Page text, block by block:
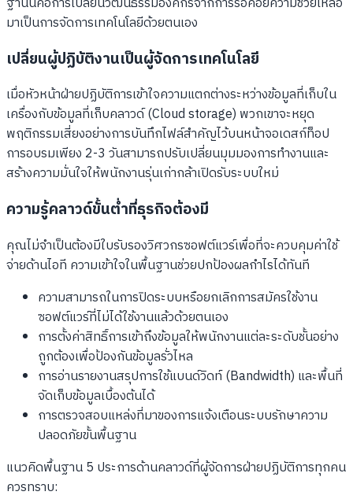
มาเป็นการจัดการเทคโนโลยีด้วยตนเอง
เปลี่ยนผู้ปฏิบัติงานเป็นผู้จัดการเทคโนโลยี
เมื่อหัวหน้าฝ่ายปฏิบัติการเข้าใจความแตกต่างระหว่างข้อมูลที่เก็บใน
เครื่องกับข้อมูลที่เก็บคลาวด์ (Cloud storage) พวกเขาจะหยุด
พฤติกรรมเสี่ยงอย่างการบันทึกไฟล์สำคัญไว้บนหน้าจอเดสก์ท็อป
การอบรมเพียง 2-3 วันสามารถปรับเปลี่ยนมุมมองการทำงานและ
สร้างความมั่นใจให้พนักงานรุ่นเก่ากล้าเปิดรับระบบใหม่
ความรู้คลาวด์ขั้นต่ำที่ธุรกิจต้องมี
คุณไม่จำเป็นต้องมีใบรับรองวิศวกรซอฟต์แวร์เพื่อที่จะควบคุมค่าใช้
จ่ายด้านไอที ความเข้าใจในพื้นฐานช่วยปกป้องผลกำไรได้ทันที
ความสามารถในการปิดระบบหรือยกเลิกการสมัครใช้งาน
ซอฟต์แวร์ที่ไม่ได้ใช้งานแล้วด้วยตนเอง
การตั้งค่าสิทธิ์การเข้าถึงข้อมูลให้พนักงานแต่ละระดับชั้นอย่าง
ถูกต้องเพื่อป้องกันข้อมูลรั่วไหล
การอ่านรายงานสรุปการใช้แบนด์วิดท์ (Bandwidth) และพื้นที่
จัดเก็บข้อมูลเบื้องต้นได้
การตรวจสอบแหล่งที่มาของการแจ้งเตือนระบบรักษาความ
ปลอดภัยขั้นพื้นฐาน
แนวคิดพื้นฐาน 5 ประการด้านคลาวด์ที่ผู้จัดการฝ่ายปฏิบัติการทุกคน
ควรทราบ: